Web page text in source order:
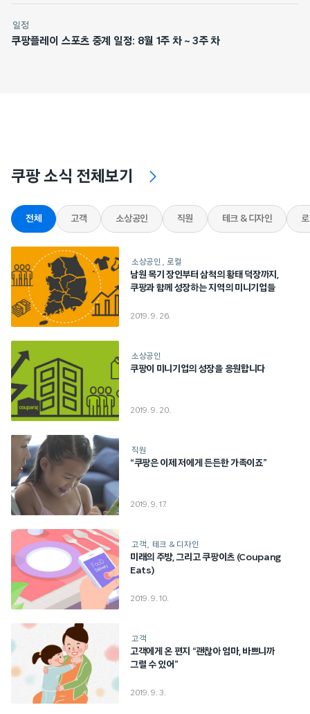
일정
쿠팡플레이 스포츠 중계 일정: 8월 1주 차 ~ 3주 차
쿠팡 소식 전체보기
전체 고객 소상공인 직원 테크 & 디자인
소상공인 로컬
남원 목기 장인부터 삼척의 황태 덕장까지,
쿠팡과 함께 성장하는 지역의 미니기업들
2019. 9. 26.
소상공인
쿠팡이 미니기업의 성장을 응원합니다
2019. 9. 20.
직원
“쿠팡은 이제 저에게 든든한 가족이죠”
2019. 9. 17.
고객 테크 & 디자인
미래의 주방, 그리고 쿠팡이츠 (Coupang
Eats)
2019. 9. 10.
고객
고객에게 온 편지 “괜찮아 엄마, 바쁘니까
그럴 수 있어”
2019. 9. 3.